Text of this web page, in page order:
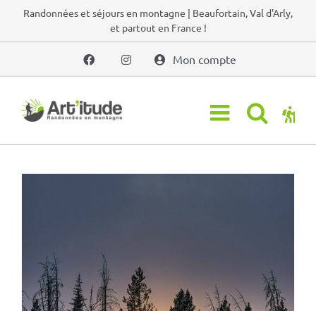
PasserRandonnées et séjours en montagne | Beaufortain, Val d'Arly,
et partout en France !
Mon compte